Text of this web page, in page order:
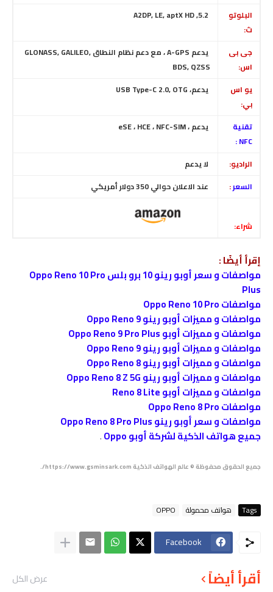
البلوتو
ث:
5.2, A2DP, LE, aptX HD
جى بى
اس:
يدعم A-GPS ، مع دعم نظام النطاق GLONASS, GALILEO,
BDS, QZSS
يو اس
بي:
يدعم، USB Type-C 2.0, OTG
تقنية
NFC :
يدعم ، eSE ، HCE ، NFC-SIM
الراديو:
لا يدعم
السعر: عند الاعلان حوالي 350 دولار أمريكي
شراء:
إقرأ أيضًا :
مواصفات و سعر أوبو رينو 10 برو بلس Oppo Reno 10 Pro
Plus
مواصفات Oppo Reno 10 Pro
مواصفات و مميزات أوبو رينو Oppo Reno 9
مواصفات و مميزات أوبو Oppo Reno 9 Pro Plus
مواصفات و مميزات أوبو رينو Oppo Reno 9
مواصفات و مميزات أوبو رينو Oppo Reno 8
مواصفات و مميزات أوبو رينو Oppo Reno 8 Z 5G
مواصفات و مميزات أوبو Reno 8 Lite
مواصفات Oppo Reno 8 Pro
مواصفات و سعر أوبو رينو Oppo Reno 8 Pro Plus
جميع هواتف الذكية لشركة أوبو Oppo
.
جميع الحقوق محفوظة © عالم الهواتف الذكية https://www.gsminsark.com/.
Tags هواتف محمولة OPPO
Facebook
أقرأ أيضاً عرض الكل